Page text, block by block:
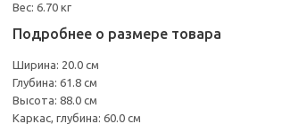
Вес: 6.70 кг
Подробнее о размере товара
Ширина: 20.0 см
Глубина: 61.8 см
Высота: 88.0 см
Каркас, глубина: 60.0 см